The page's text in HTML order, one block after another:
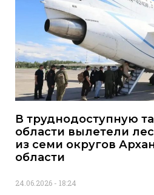
В труднодоступную
области вылетели
из семи округов
области
24.06.2026 18:24